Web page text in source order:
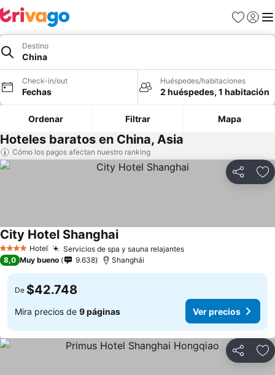
Favoritos
Iniciar
Destino
China
Check-in/out
Fechas
Huéspedes/habitaciones
2 huéspedes, 1 habitación
Ordenar Filtrar Mapa
Hoteles baratos en China, Asia
Cómo los pagos afectan nuestro ranking
Compartir
4 EstrellasHotel Servicios de spa y sauna relajantes
City Hotel Shanghai
8,0 Muy bueno 9.638 Shanghái
De $42.748
Mira precios de 9 páginas Ver precios
Compartir